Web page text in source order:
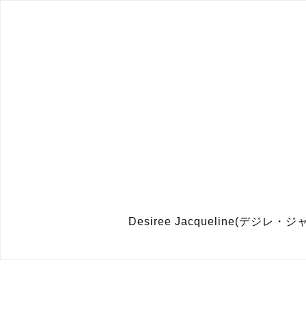
Desiree Jacqueline(デジレ・ジ